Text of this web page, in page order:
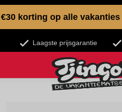
€30 korting op alle vakanties
Laagste prijsgarantie